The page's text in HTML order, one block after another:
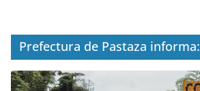
Prefectura de Pastaza informa: